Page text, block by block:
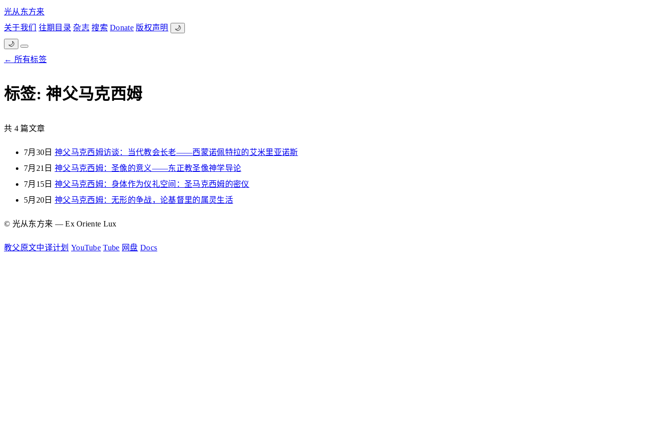
光从东方来
关于我们
往期目录 杂志 搜索 Donate 版权声明 🌙
🌙
← 所有标签
标签: 神父马克西姆
共 4 篇文章
7月30日 神父马克西姆访谈：当代教会长老——西蒙诺佩特拉的艾米里亚诺斯
7月21日 神父马克西姆：圣像的意义——东正教圣像神学导论
7月15日 神父马克西姆：身体作为仪礼空间：圣马克西姆的密仪
5月20日 神父马克西姆：无形的争战，论基督里的属灵生活
© 光从东方来 — Ex Oriente Lux
教父原文中译计划 YouTube Tube 网盘 Docs